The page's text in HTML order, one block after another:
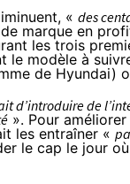
« des
marque en
les trois
le modèle à
de Hyundai)
d’introduire de
». Pour
les entraîner «
le cap le jour